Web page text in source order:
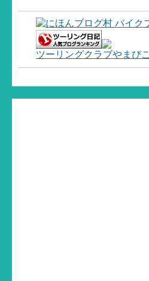
ツーリングクラブやまびこ